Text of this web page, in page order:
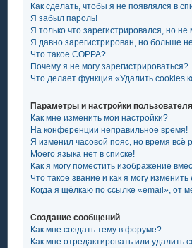
Как сделать, чтобы я не появлялся в
Я забыл пароль!
Я только что зарегистрировался, но не
Я давно зарегистрирован, но больше
Что такое COPPA?
Почему я не могу зарегистрироваться?
Что делает функция «Удалить cookies
Параметры и настройки пользователя
Как мне изменить мои настройки?
На конференции неправильное время!
Я изменил часовой пояс, но время всё
Моего языка нет в списке!
Как я могу поместить изображение
Что такое звание и как я могу изменить
Когда я щёлкаю по ссылке «email», от
Создание сообщений
Как мне создать тему в форуме?
Как мне отредактировать или удалить